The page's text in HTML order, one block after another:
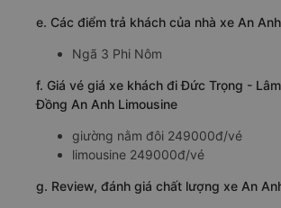
e. Các điểm trả khách của nhà xe An
Ngã 3 Phi Nôm
f. Giá vé giá xe khách đi Đức Trọng -
Đồng An Anh Limousine
giường nằm đôi 249000đ/vé
limousine 249000đ/vé
g. Review, đánh giá chất lượng xe An